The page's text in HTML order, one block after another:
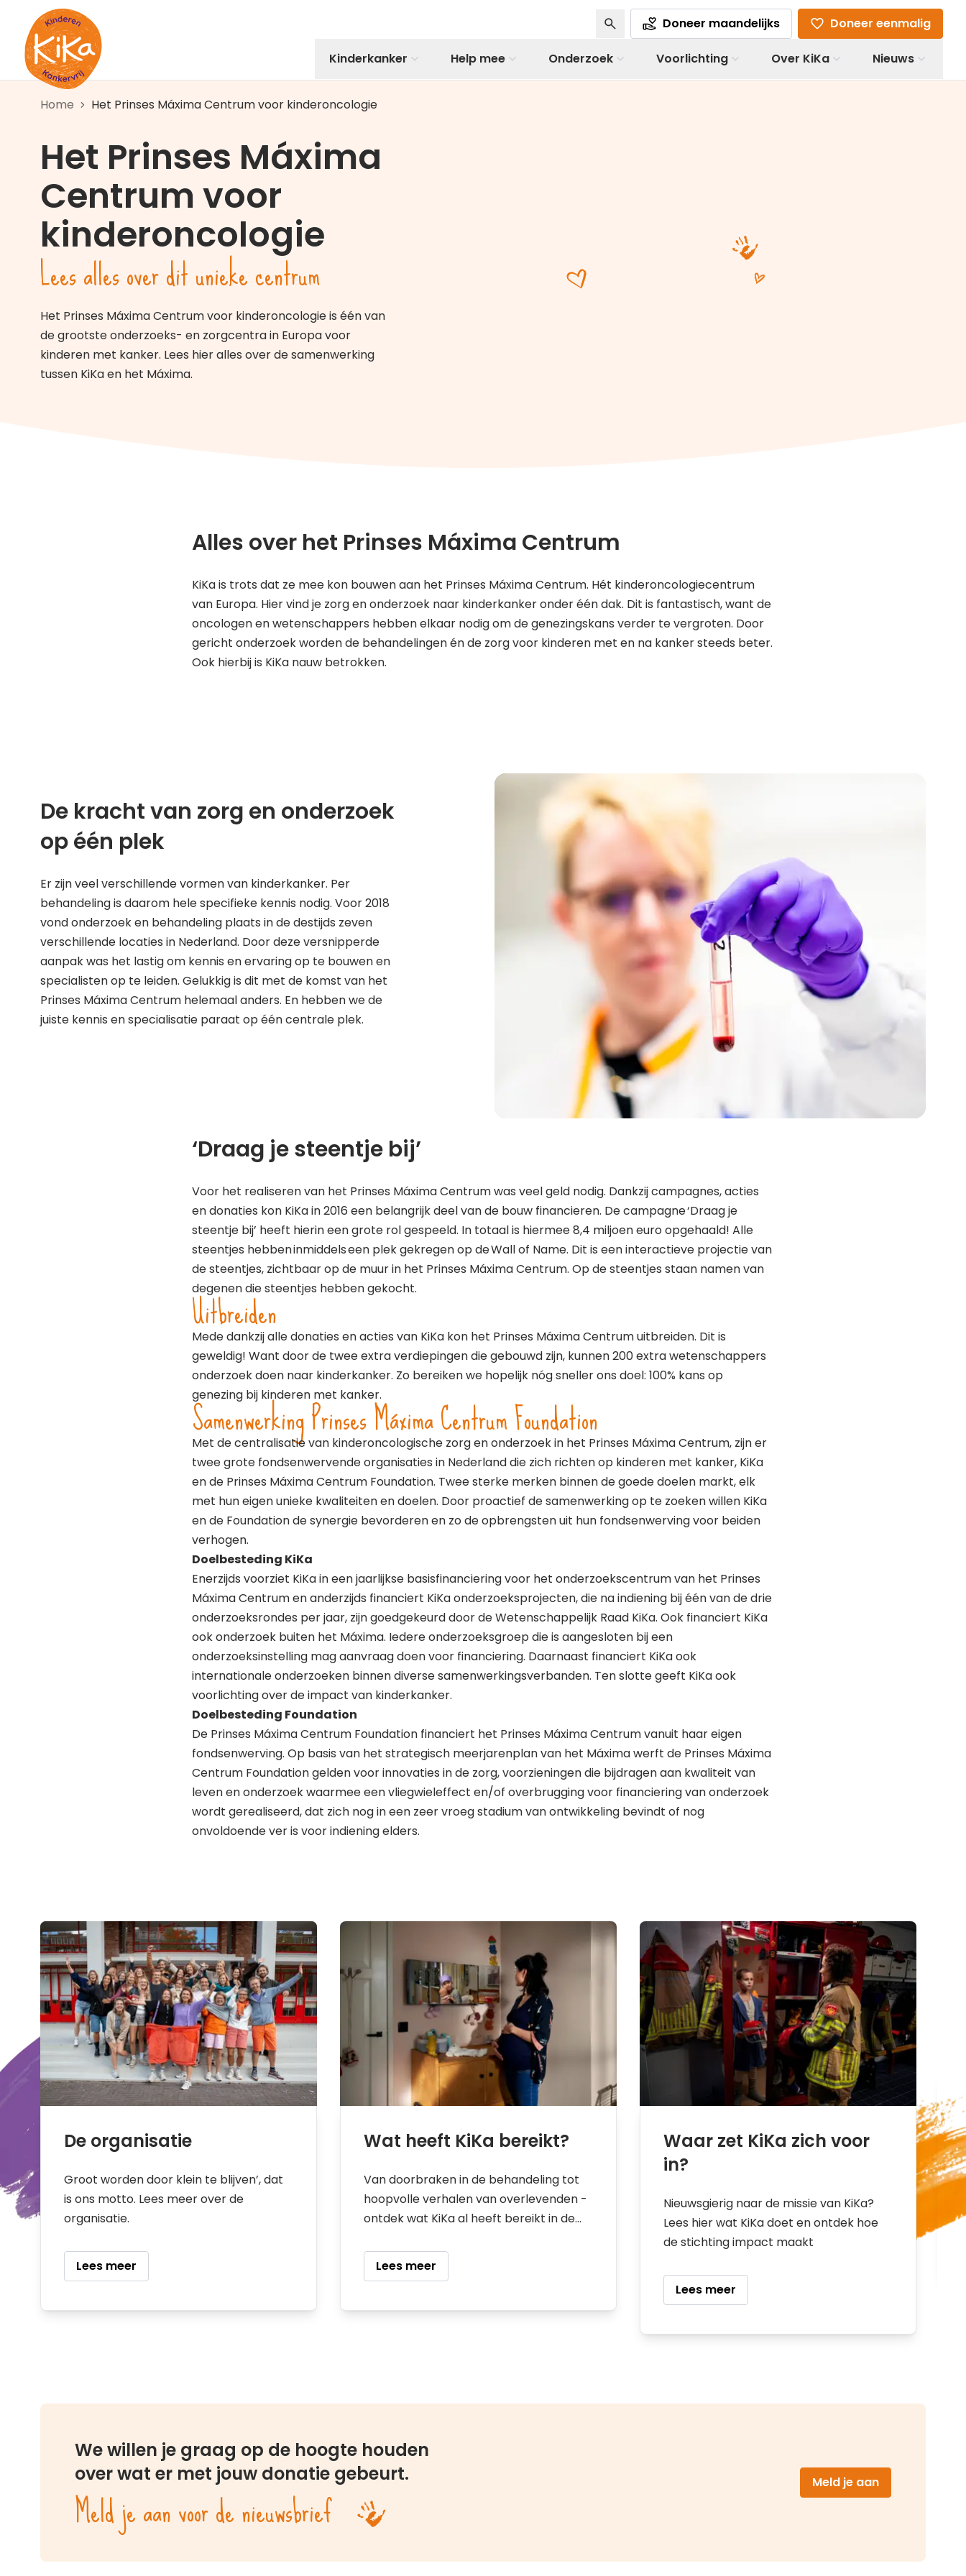
Ga naar de homepagina
Doneer eenmalig
Doneer maandelijks
Kinderkanker Help mee Onderzoek Voorlichting Over KiKa Nieuws
Home Het Prinses Máxima Centrum voor kinderoncologie
Het Prinses Máxima
Centrum voor
kinderoncologie
Lees alles over dit unieke centrum
Het Prinses Máxima Centrum voor kinderoncologie is één van
de grootste onderzoeks- en zorgcentra in Europa voor
kinderen met kanker. Lees hier alles over de samenwerking
tussen KiKa en het Máxima.
Alles over het Prinses Máxima Centrum
KiKa is trots dat ze mee kon bouwen aan het Prinses Máxima Centrum. Hét kinderoncologiecentrum
van Europa. Hier vind je zorg en onderzoek naar kinderkanker onder één dak. Dit is fantastisch, want de
oncologen en wetenschappers hebben elkaar nodig om de genezingskans verder te vergroten. Door
gericht onderzoek worden de behandelingen én de zorg voor kinderen met en na kanker steeds beter.
Ook hierbij is KiKa nauw betrokken.
De kracht van zorg en onderzoek
op één plek
Er zijn veel verschillende vormen van kinderkanker. Per
behandeling is daarom hele specifieke kennis nodig. Voor 2018
vond onderzoek en behandeling plaats in de destijds zeven
verschillende locaties in Nederland. Door deze versnipperde
aanpak was het lastig om kennis en ervaring op te bouwen en
specialisten op te leiden. Gelukkig is dit met de komst van het
Prinses Máxima Centrum helemaal anders. En hebben we de
juiste kennis en specialisatie paraat op één centrale plek.
‘Draag je steentje bij’
Voor het realiseren van het Prinses Máxima Centrum was veel geld nodig. Dankzij campagnes, acties
en donaties kon KiKa in 2016 een belangrijk deel van de bouw financieren. De campagne ‘Draag je
steentje bij’ heeft hierin een grote rol gespeeld. In totaal is hiermee 8,4 miljoen euro opgehaald! Alle
steentjes hebben inmiddels een plek gekregen op de Wall of Name. Dit is een interactieve projectie van
de steentjes, zichtbaar op de muur in het Prinses Máxima Centrum. Op de steentjes staan namen van
degenen die steentjes hebben gekocht.
Uitbreiden
Mede dankzij alle donaties en acties van KiKa kon het Prinses Máxima Centrum uitbreiden. Dit is
geweldig! Want door de twee extra verdiepingen die gebouwd zijn, kunnen 200 extra wetenschappers
onderzoek doen naar kinderkanker. Zo bereiken we hopelijk nóg sneller ons doel: 100% kans op
genezing bij kinderen met kanker.
Samenwerking Prinses Máxima Centrum Foundation
Met de centralisatie van kinderoncologische zorg en onderzoek in het Prinses Máxima Centrum, zijn er
twee grote fondsenwervende organisaties in Nederland die zich richten op kinderen met kanker, KiKa
en de Prinses Máxima Centrum Foundation. Twee sterke merken binnen de goede doelen markt, elk
met hun eigen unieke kwaliteiten en doelen. Door proactief de samenwerking op te zoeken willen KiKa
en de Foundation de synergie bevorderen en zo de opbrengsten uit hun fondsenwerving voor beiden
verhogen.
Doelbesteding KiKa
Enerzijds voorziet KiKa in een jaarlijkse basisfinanciering voor het onderzoekscentrum van het Prinses
Máxima Centrum en anderzijds financiert KiKa onderzoeksprojecten, die na indiening bij één van de drie
onderzoeksrondes per jaar, zijn goedgekeurd door de Wetenschappelijk Raad KiKa. Ook financiert KiKa
ook onderzoek buiten het Máxima. Iedere onderzoeksgroep die is aangesloten bij een
onderzoeksinstelling mag aanvraag doen voor financiering. Daarnaast financiert KiKa ook
internationale onderzoeken binnen diverse samenwerkingsverbanden. Ten slotte geeft KiKa ook
voorlichting over de impact van kinderkanker.
Doelbesteding Foundation
De Prinses Máxima Centrum Foundation financiert het Prinses Máxima Centrum vanuit haar eigen
fondsenwerving. Op basis van het strategisch meerjarenplan van het Máxima werft de Prinses Máxima
Centrum Foundation gelden voor innovaties in de zorg, voorzieningen die bijdragen aan kwaliteit van
leven en onderzoek waarmee een vliegwieleffect en/of overbrugging voor financiering van onderzoek
wordt gerealiseerd, dat zich nog in een zeer vroeg stadium van ontwikkeling bevindt of nog
onvoldoende ver is voor indiening elders.
De organisatie
Groot worden door klein te blijven’, dat
is ons motto. Lees meer over de
organisatie.
Lees meer
Wat heeft KiKa bereikt?
Van doorbraken in de behandeling tot
hoopvolle verhalen van overlevenden -
ontdek wat KiKa al heeft bereikt in de
Lees meer
Waar zet KiKa zich voor
in?
Nieuwsgierig naar de missie van KiKa?
Lees hier wat KiKa doet en ontdek hoe
de stichting impact maakt
Lees meer
We willen je graag op de hoogte houden
over wat er met jouw donatie gebeurt.
Meld je aan voor de nieuwsbrief
Meld je aan(opent in